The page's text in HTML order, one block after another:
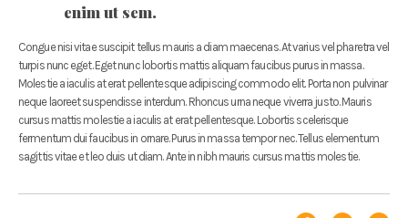
enim ut sem.
Congue nisi vitae suscipit tellus mauris a diam maecenas. At varius vel pharetra vel
turpis nunc eget. Eget nunc lobortis mattis aliquam faucibus purus in massa.
Molestie a iaculis at erat pellentesque adipiscing commodo elit. Porta non pulvinar
neque laoreet suspendisse interdum. Rhoncus urna neque viverra justo. Mauris
cursus mattis molestie a iaculis at erat pellentesque. Lobortis scelerisque
fermentum dui faucibus in ornare. Purus in massa tempor nec. Tellus elementum
sagittis vitae et leo duis ut diam. Ante in nibh mauris cursus mattis molestie.